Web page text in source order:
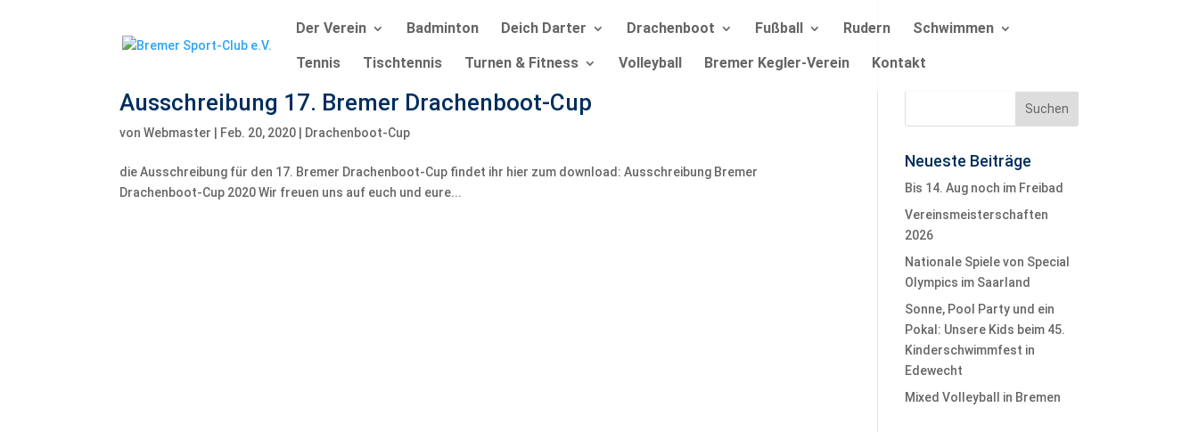
Der Verein Badminton Deich Darter Drachenboot Fußball Rudern Schwimmen
Tennis Tischtennis Turnen & Fitness Volleyball Bremer Kegler-Verein Kontakt
Ausschreibung 17. Bremer Drachenboot-Cup
vonWebmaster Feb. 20, 2020 Drachenboot-Cup
die Ausschreibung für den 17. Bremer Drachenboot-Cup findet ihr hier zum download: Ausschreibung Bremer
Drachenboot-Cup 2020 Wir freuen uns auf euch und eure...
Neueste Beiträge
Bis 14. Aug noch im Freibad
Vereinsmeisterschaften
2026
Nationale Spiele von Special
Olympics im Saarland
Sonne, Pool Party und ein
Pokal: Unsere Kids beim 45.
Kinderschwimmfest in
Edewecht
Mixed Volleyball in Bremen